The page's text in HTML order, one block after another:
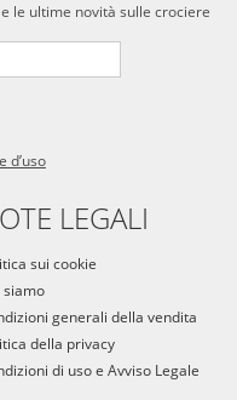
le ultime novità sulle crociere
d’uso
LEGALI
sui cookie
siamo
generali della vendita
della privacy
di uso e Avviso Legale